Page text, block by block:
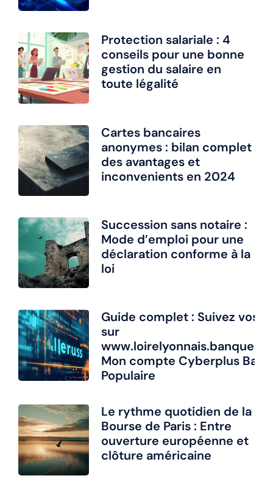
Protection salariale : 4
conseils pour une bonne
gestion du salaire en
toute légalité
Cartes bancaires
anonymes : bilan complet
des avantages et
inconvenients en 2024
Succession sans notaire :
Mode d’emploi pour une
déclaration conforme à la
loi
Guide complet : Suivez vos
sur
Mon compte Cyberplus
Populaire
Le rythme quotidien de la
Bourse de Paris : Entre
ouverture européenne et
clôture américaine